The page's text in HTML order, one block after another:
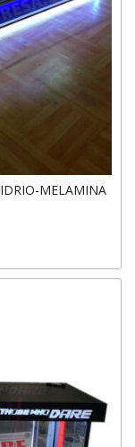
MELAMINA